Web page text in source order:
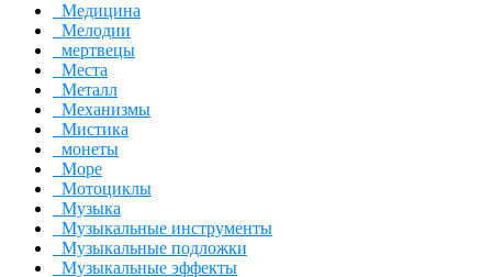
Медицина
Мелодии
мертвецы
Места
Металл
Механизмы
Мистика
монеты
Море
Мотоциклы
Музыка
Музыкальные инструменты
Музыкальные подложки
Музыкальные эффекты